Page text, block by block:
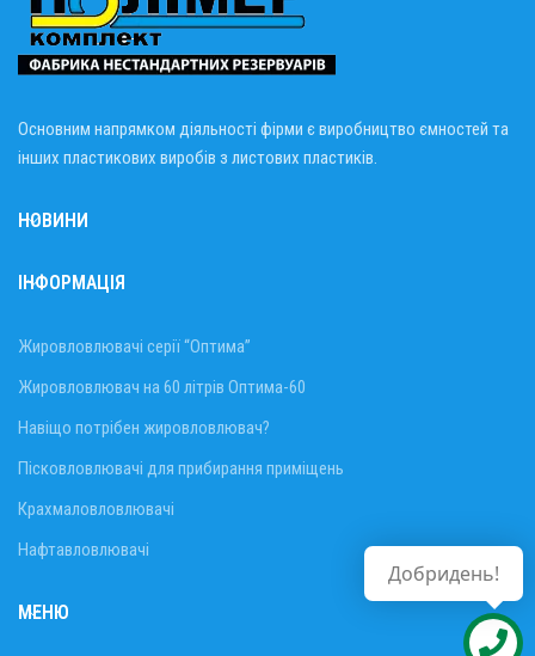
Основним напрямком діяльності фірми є виробництво ємностей та
інших пластикових виробів з листових пластиків.
НОВИНИ
ІНФОРМАЦІЯ
Жировловлювачі серії “Оптима”
Жировловлювач на 60 літрів Оптима-60
Навіщо потрібен жировловлювач?
Пісковловлювачі для прибирання приміщень
Крахмаловловлювачі
Нафтавловлювачі
МЕНЮ
Добридень!